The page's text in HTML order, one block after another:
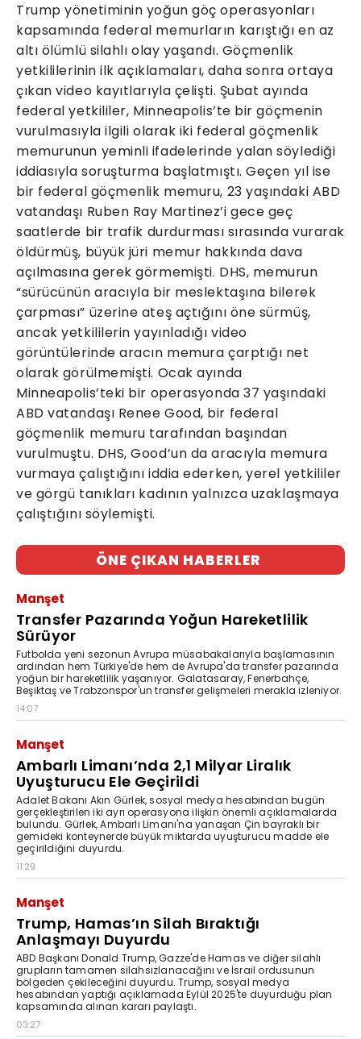
Trump yönetiminin yoğun göç operasyonları
kapsamında federal memurların karıştığı en az
altı ölümlü silahlı olay yaşandı. Göçmenlik
yetkililerinin ilk açıklamaları, daha sonra ortaya
çıkan video kayıtlarıyla çelişti. Şubat ayında
federal yetkililer, Minneapolis’te bir göçmenin
vurulmasıyla ilgili olarak iki federal göçmenlik
memurunun yeminli ifadelerinde yalan söylediği
iddiasıyla soruşturma başlatmıştı. Geçen yıl ise
bir federal göçmenlik memuru, 23 yaşındaki ABD
vatandaşı Ruben Ray Martinez’i gece geç
saatlerde bir trafik durdurması sırasında vurarak
öldürmüş, büyük jüri memur hakkında dava
açılmasına gerek görmemişti. DHS, memurun
“sürücünün aracıyla bir meslektaşına bilerek
çarpması” üzerine ateş açtığını öne sürmüş,
ancak yetkililerin yayınladığı video
görüntülerinde aracın memura çarptığı net
olarak görülmemişti. Ocak ayında
Minneapolis’teki bir operasyonda 37 yaşındaki
ABD vatandaşı Renee Good, bir federal
göçmenlik memuru tarafından başından
vurulmuştu. DHS, Good’un da aracıyla memura
vurmaya çalıştığını iddia ederken, yerel yetkililer
ve görgü tanıkları kadının yalnızca uzaklaşmaya
çalıştığını söylemişti.
ÖNE ÇIKAN HABERLER
Manşet
Transfer Pazarında Yoğun Hareketlilik
Sürüyor
Futbolda yeni sezonun Avrupa müsabakalarıyla başlamasının
ardından hem Türkiye'de hem de Avrupa'da transfer pazarında
yoğun bir hareketlilik yaşanıyor. Galatasaray, Fenerbahçe,
Beşiktaş ve Trabzonspor'un transfer gelişmeleri merakla izleniyor.
14:07
Manşet
Ambarlı Limanı’nda 2,1 Milyar Liralık
Uyuşturucu Ele Geçirildi
Adalet Bakanı Akın Gürlek, sosyal medya hesabından bugün
gerçekleştirilen iki ayrı operasyona ilişkin önemli açıklamalarda
bulundu. Gürlek, Ambarlı Limanı'na yanaşan Çin bayraklı bir
gemideki konteynerde büyük miktarda uyuşturucu madde ele
geçirildiğini duyurdu.
11:29
Manşet
Trump, Hamas’ın Silah Bıraktığı
Anlaşmayı Duyurdu
ABD Başkanı Donald Trump, Gazze'de Hamas ve diğer silahlı
grupların tamamen silahsızlanacağını ve İsrail ordusunun
bölgeden çekileceğini duyurdu. Trump, sosyal medya
hesabından yaptığı açıklamada Eylül 2025'te duyurduğu plan
kapsamında alınan kararı paylaştı.
03:27